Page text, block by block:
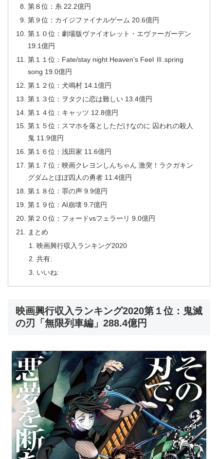
第８位：糸 22.2億円
第９位：カイジファイナルゲーム 20.6億円
第１０位：劇場版ヴァイオレット・エヴァーガーデン
19.1億円
第１１位：Fate/stay night Heaven’s Feel Ⅲ.spring
song 19.0億円
第１２位：犬鳴村 14.1億円
第１３位：ヲタクに恋は難しい 13.4億円
第１４位：キャッツ 12.8億円
第１５位：スマホを落としただけなのに 囚われの殺人
鬼 11.9億円
第１６位：浅田家 11.6億円
第１７位：映画クレヨンしんちゃん 激突！ラクガキン
グダムとほぼ四人の勇者 11.4億円
第１８位：罪の声 9.9億円
第１９位：AI崩壊 9.7億円
第２０位：フォードvsフェラーリ 9.0億円
まとめ
映画興行収入ランキング2020
共有:
いいね:
映画興行収入ランキング2020第１位：鬼滅
の刃「無限列車編」288.4億円